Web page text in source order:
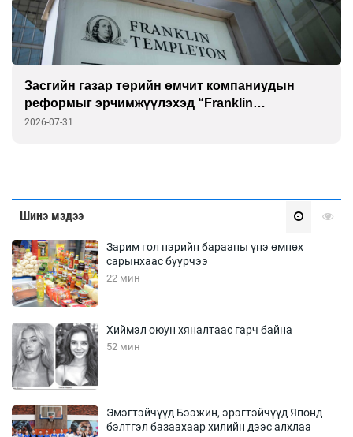
Засгийн газар төрийн өмчит компаниудын
реформыг эрчимжүүлэхэд “Franklin
Templeton”-той хамтарна
2026-07-31
Шинэ мэдээ
Зарим гол нэрийн барааны үнэ өмнөх
сарынхаас буурчээ
22 мин
Хиймэл оюун хяналтаас гарч байна
52 мин
Эмэгтэйчүүд Бээжин, эрэгтэйчүүд Японд
бэлтгэл базаахаар хилийн дээс алхлаа